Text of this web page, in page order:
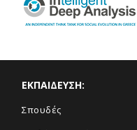
ΕΚΠΑΙΔΕΥΣΗ:
Σπουδές